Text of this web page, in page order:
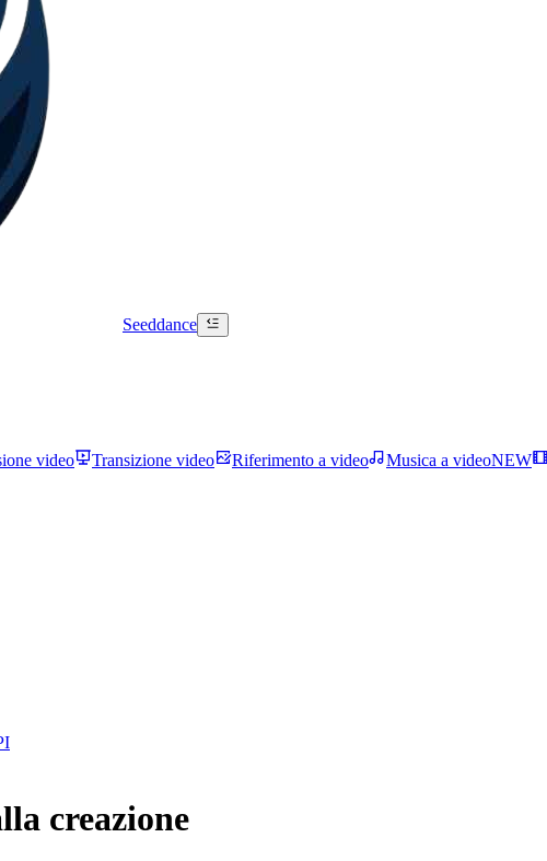
Seeddance
video Transizione video Riferimento a video Musica a videoNEW
creazione